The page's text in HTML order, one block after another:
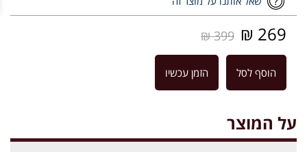
269 ₪
399 ₪
הוסף לסל הזמן עכשיו
על המוצר